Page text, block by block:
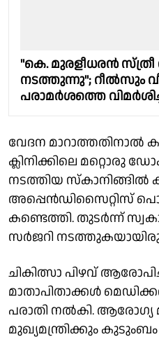
"കെ. മുരളീധരൻ സ്ത്രീ
നടത്തുന്നു"; റീൽസും
പരാമർശത്തെ
വേദന മാറാത്തതിനാൽ
ക്ലിനിക്കിലെ മറ്റൊരു
നടത്തിയ സ്കാനിങ്ങിൽ
അപ്പെൻഡിസൈറ്റിസ്
കണ്ടെത്തി. തുടർന്ന്
സർജറി
ചികിത്സാ പിഴവ്
മാതാപിതാക്കൾ
പരാതി നൽകി. ആരോഗ്യ
മുഖ്യമന്ത്രിക്കും